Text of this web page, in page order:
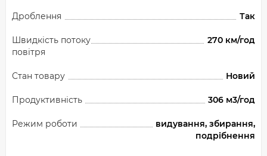
Дроблення Так
Швидкість потоку
повітря
270 км/год
Стан товару Новий
Продуктивність 306 м3/год
Режим роботи
видування, збирання,
подрібнення